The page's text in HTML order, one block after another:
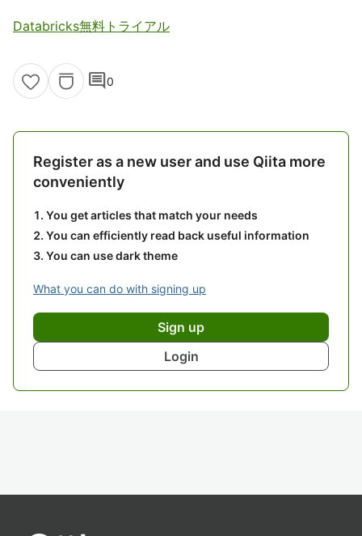
Databricks無料トライアル
comment0
Register as a new user and use Qiita more
conveniently
You get articles that match your needs
You can efficiently read back useful information
You can use dark theme
What you can do with signing up
Sign up
Login